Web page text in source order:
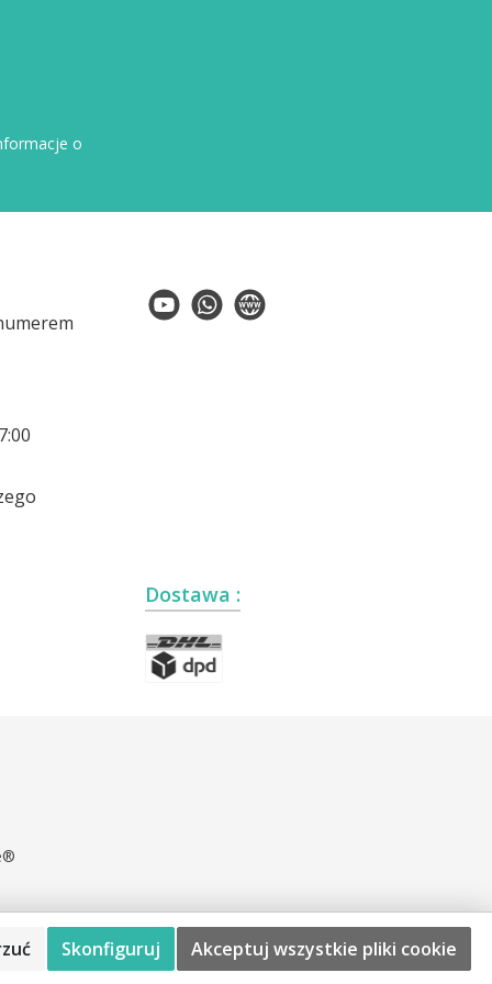
o
Dostawa :
Skonfiguruj Akceptuj wszystkie pliki cookie